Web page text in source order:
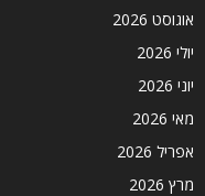
אוגוסט 2026
יולי 2026
יוני 2026
מאי 2026
אפריל 2026
מרץ 2026